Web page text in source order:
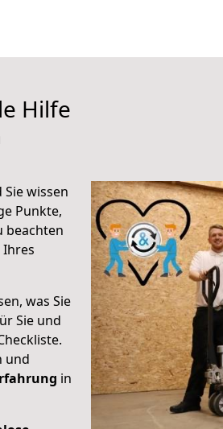
Hilfe
wissen
Punkte,
beachten
was Sie
Sie und
und
in